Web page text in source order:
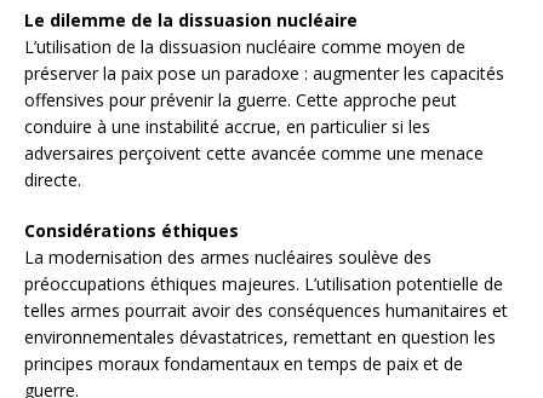
Le dilemme de la dissuasion nucléaire
L’utilisation de la dissuasion nucléaire comme moyen de
préserver la paix pose un paradoxe : augmenter les capacités
offensives pour prévenir la guerre. Cette approche peut
conduire à une instabilité accrue, en particulier si les
adversaires perçoivent cette avancée comme une menace
directe.
Considérations éthiques
La modernisation des armes nucléaires soulève des
préoccupations éthiques majeures. L’utilisation potentielle de
telles armes pourrait avoir des conséquences humanitaires et
environnementales dévastatrices, remettant en question les
principes moraux fondamentaux en temps de paix et de
guerre.